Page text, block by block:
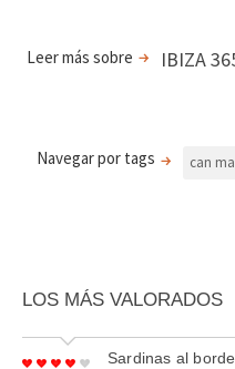
Leer más sobre IBIZA
Navegar por tags can
LOS MÁS VALORADOS
Sardinas al